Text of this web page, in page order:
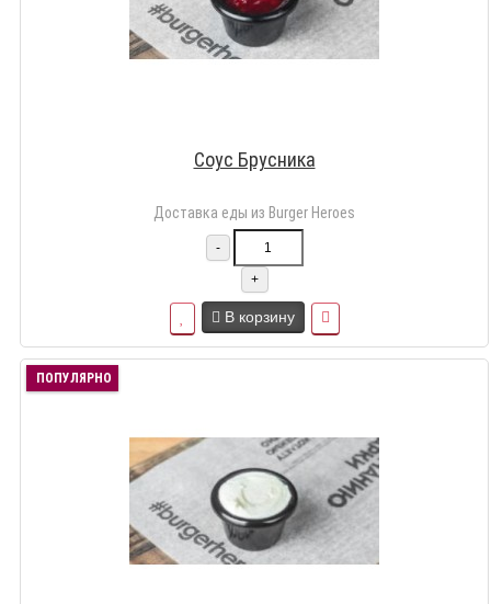
Соус Брусника
Доставка еды из Burger Heroes
-
+
В корзину
ПОПУЛЯРНО